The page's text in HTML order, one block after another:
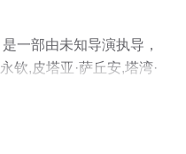
一部由未知导演执导，
钦,皮塔亚·萨丘安,塔湾·
贲·帕尼同通隆,DJPuaek
多相关信息可移步至豆